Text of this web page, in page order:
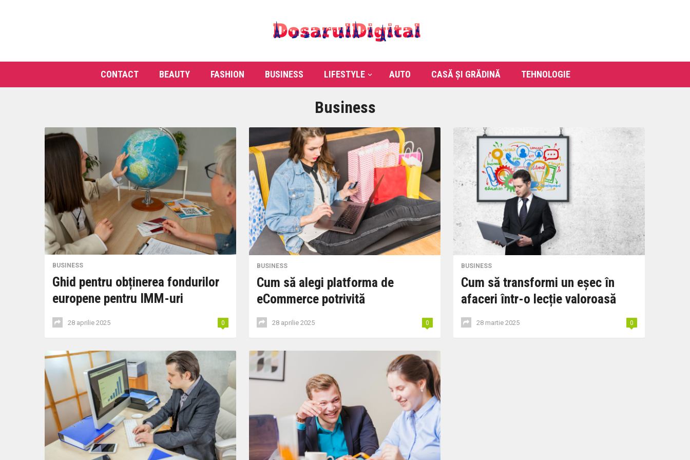
CONTACT BEAUTY FASHION BUSINESS LIFESTYLE AUTO CASĂ ȘI GRĂDINĂ TEHNOLOGIE
Business
BUSINESS
Ghid pentru obținerea fondurilor
europene pentru IMM-uri
28 aprilie 2025 0
BUSINESS
Cum să alegi platforma de
eCommerce potrivită
28 aprilie 2025 0
BUSINESS
Cum să transformi un eșec în
afaceri într-o lecție valoroasă
28 martie 2025 0